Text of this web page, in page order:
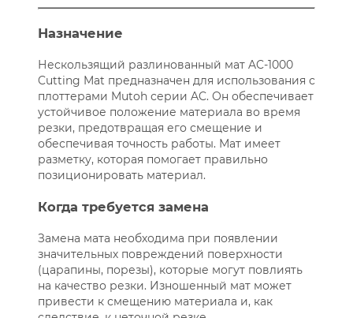
Назначение
Нескользящий разлинованный мат AC-1000
Cutting Mat предназначен для использования с
плоттерами Mutoh серии AC. Он обеспечивает
устойчивое положение материала во время
резки, предотвращая его смещение и
обеспечивая точность работы. Мат имеет
разметку, которая помогает правильно
позиционировать материал.
Когда требуется замена
Замена мата необходима при появлении
значительных повреждений поверхности
(царапины, порезы), которые могут повлиять
на качество резки. Изношенный мат может
привести к смещению материала и, как